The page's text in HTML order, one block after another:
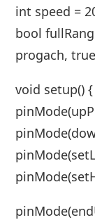
int speed =
bool
progach,
void setup() {